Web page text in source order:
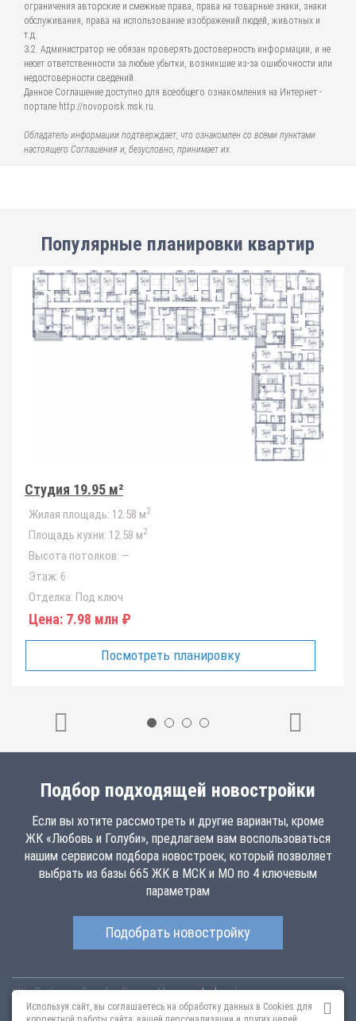
ограничения авторские и смежные права, права на товарные знаки, знаки
обслуживания, права на использование изображений людей, животных и
т.д.
3.2. Администратор не обязан проверять достоверность информации, и не
несет ответственности за любые убытки, возникшие из-за ошибочности или
недостоверности сведений.
Данное Соглашение доступно для всеобщего ознакомления на Интернет -
портале http://novopoisk.msk.ru.
Обладатель информации подтверждает, что ознакомлен со всеми пунктами
настоящего Соглашения и, безусловно, принимает их.
Популярные планировки квартир
Студия 19.95 м²
Жилая площадь: 12.58 м2
Площадь кухни: 12.58 м2
Высота потолков: —
Этаж: 6
Отделка: Под ключ
Цена: 7.98 млн ₽
Посмотреть планировку
Подбор подходящей новостройки
Если вы хотите рассмотреть и другие варианты, кроме
ЖК «Любовь и Голуби», предлагаем вам воспользоваться
нашим сервисом подбора новостроек, который позволяет
выбрать из базы 665 ЖК в МСК и МО по 4 ключевым
параметрам
Подобрать новостройку
ЖК «Любовь и Голуби»РоссияМосква, lyubov-i-
golubi.novopoisk.msk.ru Купить квартиру в новом жилом комплексе
«Любовь и Голуби» от «СМУ-6 Инвестиции» в районе Западное
Используя сайт, вы соглашаетесь на обработку данных в Cookies для